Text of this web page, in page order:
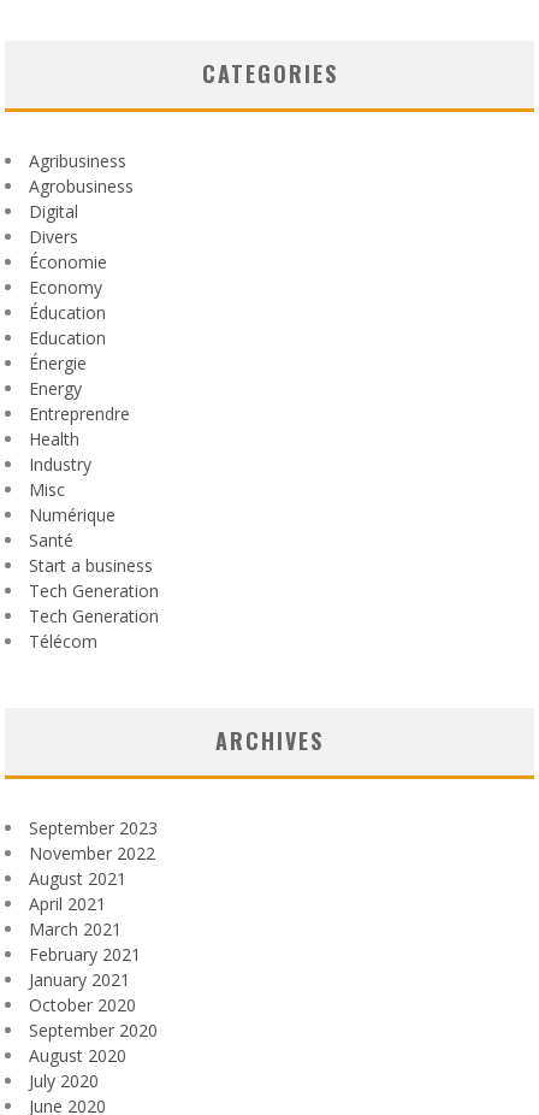
CATEGORIES
Agribusiness
Agrobusiness
Digital
Divers
Économie
Economy
Éducation
Education
Énergie
Energy
Entreprendre
Health
Industry
Misc
Numérique
Santé
Start a business
Tech Generation
Tech Generation
Télécom
ARCHIVES
September 2023
November 2022
August 2021
April 2021
March 2021
February 2021
January 2021
October 2020
September 2020
August 2020
July 2020
June 2020